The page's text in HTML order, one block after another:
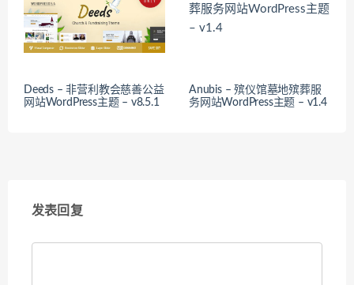
Deeds – 非营利教会慈善公益
网站WordPress主题 – v8.5.1
Anubis – 殡仪馆墓地殡葬服
务网站WordPress主题 – v1.4
发表回复